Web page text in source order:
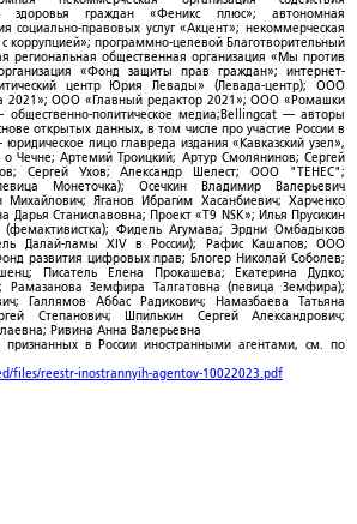
здоровья граждан «Феникс плюс»; автономная
социально-правовых услуг «Акцент»; некоммерческая
коррупцией»; программно-целевой Благотворительный
региональная общественная организация «Мы против
«Фонд защиты прав граждан»; интернет-
центр Юрия Левады» (Левада-центр); ООО
2021»; ООО «Главный редактор 2021»; ООО «Ромашки
политическое медиа;Bellingcat — авторы
открытых данных, в том числе про участие России в
лицо главреда издания «Кавказский узел»,
Чечне; Артемий Троицкий; Артур Смолянинов; Сергей
Сергей Ухов; Александр Шелест; ООО "ТЕНЕС";
Монеточка); Осечкин Владимир Валерьевич
Михайлович; Яганов Ибрагим Хасанбиевич; Харченко
Дарья Станиславовна; Проект «T9 NSK»; Илья Прусикин
Фидель Агумава; Эрдни Омбадыков
Далай-ламы XIV в России); Рафис Кашапов; ООО
развития цифровых прав; Блогер Николай Соболев;
Писатель Елена Прокашева; Екатерина Дудко;
Рамазанова Земфира Талгатовна (певица Земфира);
Галлямов Аббас Радикович; Намазбаева Татьяна
Степанович; Шпилькин Сергей Александрович;
Ривина Анна Валерьевна
признанных в России иностранными агентами, см. по
files/reestr-inostrannyih-agentov-10022023.pdf